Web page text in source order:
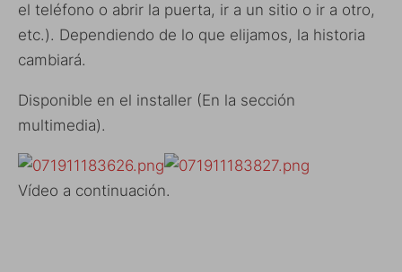
el teléfono o abrir la puerta, ir a un sitio o ir a otro,
etc.). Dependiendo de lo que elijamos, la historia
cambiará.
Disponible en el installer (En la sección
multimedia).
Vídeo a continuación.